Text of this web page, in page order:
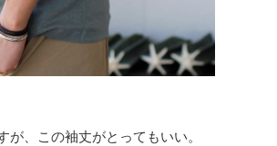
が、この袖丈がとってもいい。